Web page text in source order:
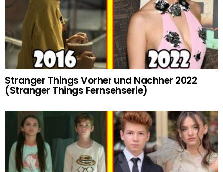
Stranger Things Vorher und Nachher 2022
(Stranger Things Fernsehserie)